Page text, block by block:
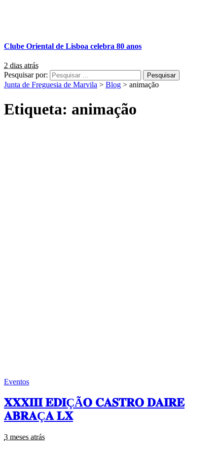
Clube Oriental de Lisboa celebra 80 anos
2 dias atrás
Pesquisar por:
Junta de Freguesia de Marvila > Blog > animação
Etiqueta: animação
Eventos
𝐗𝐗𝐗𝐈𝐈𝐈 𝐄𝐃𝐈ÇÃ𝐎 𝐂𝐀𝐒𝐓𝐑𝐎 𝐃𝐀𝐈𝐑𝐄
𝐀𝐁𝐑𝐀Ç𝐀 𝐋𝐗
3 meses atrás